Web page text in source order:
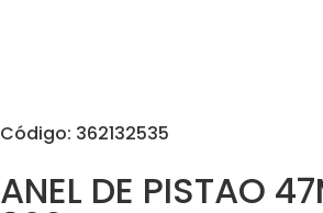
Código: 362132535
ANEL DE PISTAO